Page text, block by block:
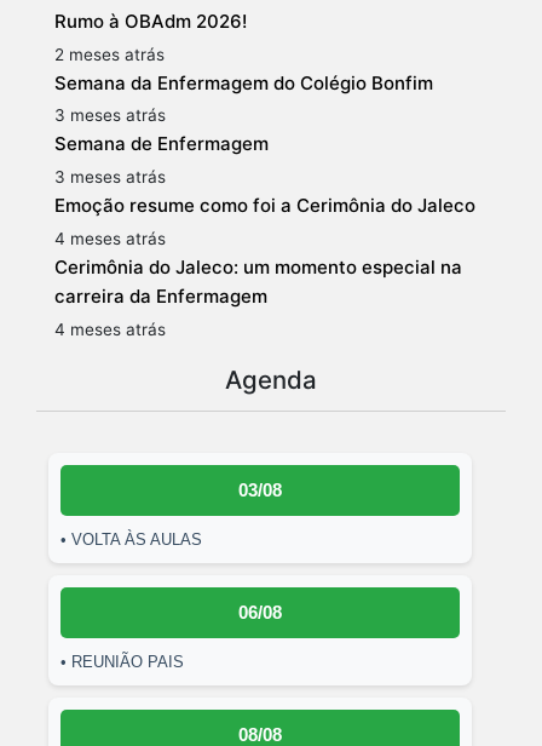
Rumo à OBAdm 2026!
2 meses atrás
Semana da Enfermagem do Colégio Bonfim
3 meses atrás
Semana de Enfermagem
3 meses atrás
Emoção resume como foi a Cerimônia do Jaleco
4 meses atrás
Cerimônia do Jaleco: um momento especial na
carreira da Enfermagem
4 meses atrás
Agenda
03/08
• VOLTA ÀS AULAS
06/08
• REUNIÃO PAIS
08/08